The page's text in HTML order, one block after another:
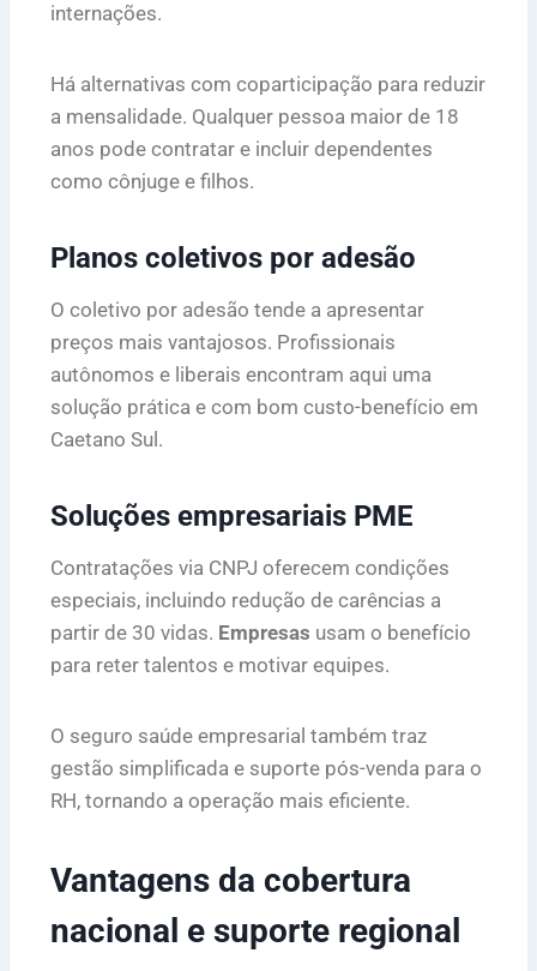
internações.
Há alternativas com coparticipação para reduzir
a mensalidade. Qualquer pessoa maior de 18
anos pode contratar e incluir dependentes
como cônjuge e filhos.
Planos coletivos por adesão
O coletivo por adesão tende a apresentar
preços mais vantajosos. Profissionais
autônomos e liberais encontram aqui uma
solução prática e com bom custo-benefício em
Caetano Sul.
Soluções empresariais PME
Contratações via CNPJ oferecem condições
especiais, incluindo redução de carências a
partir de 30 vidas. Empresas usam o benefício
para reter talentos e motivar equipes.
O seguro saúde empresarial também traz
gestão simplificada e suporte pós-venda para o
RH, tornando a operação mais eficiente.
Vantagens da cobertura
nacional e suporte regional